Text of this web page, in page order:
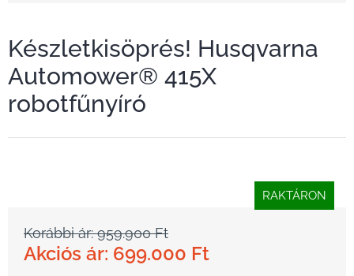
Készletkisöprés! Husqvarna
Automower® 415X
robotfűnyíró
RAKTÁRON
Korábbi ár: 959.900 Ft
Akciós ár: 699.000 Ft